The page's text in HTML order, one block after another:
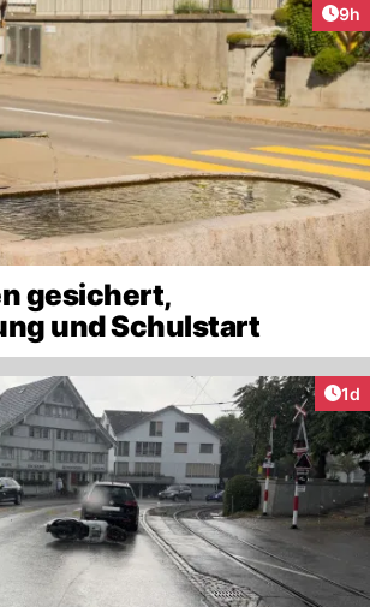
9h
gesichert,
und Schulstart
1d